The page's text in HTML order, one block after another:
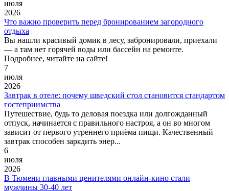
июля
2026
Что важно проверить перед бронированием загородного
отдыха
Вы нашли красивый домик в лесу, забронировали, приехали
— а там нет горячей воды или бассейн на ремонте.
Подробнее, читайте на сайте!
7
июля
2026
Завтрак в отеле: почему шведский стол становится стандартом
гостеприимства
Путешествие, будь то деловая поездка или долгожданный
отпуск, начинается с правильного настроя, а он во многом
зависит от первого утреннего приёма пищи. Качественный
завтрак способен зарядить энер...
6
июля
2026
В Тюмени главными ценителями онлайн-кино стали
мужчины 30-40 лет